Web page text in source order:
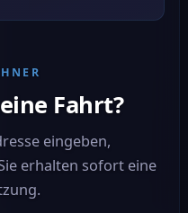
Fahrt?
eingeben,
erhalten sofort eine